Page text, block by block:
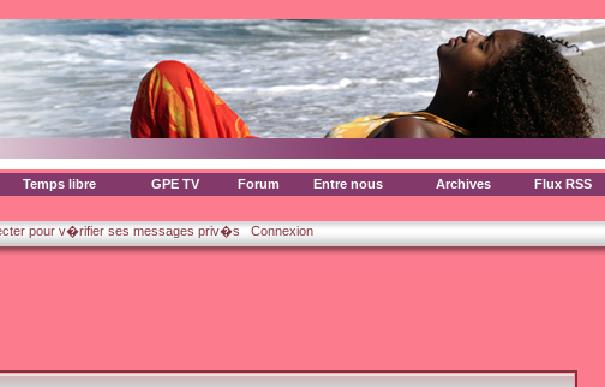
Temps libre GPE TV Forum Entre nous Archives Flux RSS
pour v�rifier ses messages priv�s Connexion